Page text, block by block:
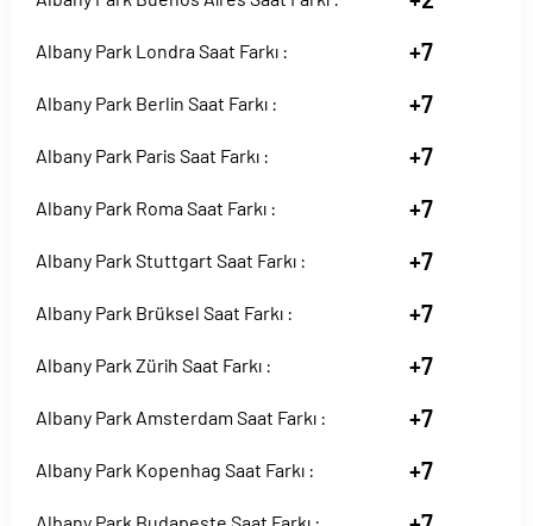
Albany Park Londra Saat Farkı : +7
Albany Park Berlin Saat Farkı : +7
Albany Park Paris Saat Farkı : +7
Albany Park Roma Saat Farkı : +7
Albany Park Stuttgart Saat Farkı : +7
Albany Park Brüksel Saat Farkı : +7
Albany Park Zürih Saat Farkı : +7
Albany Park Amsterdam Saat Farkı : +7
Albany Park Kopenhag Saat Farkı : +7